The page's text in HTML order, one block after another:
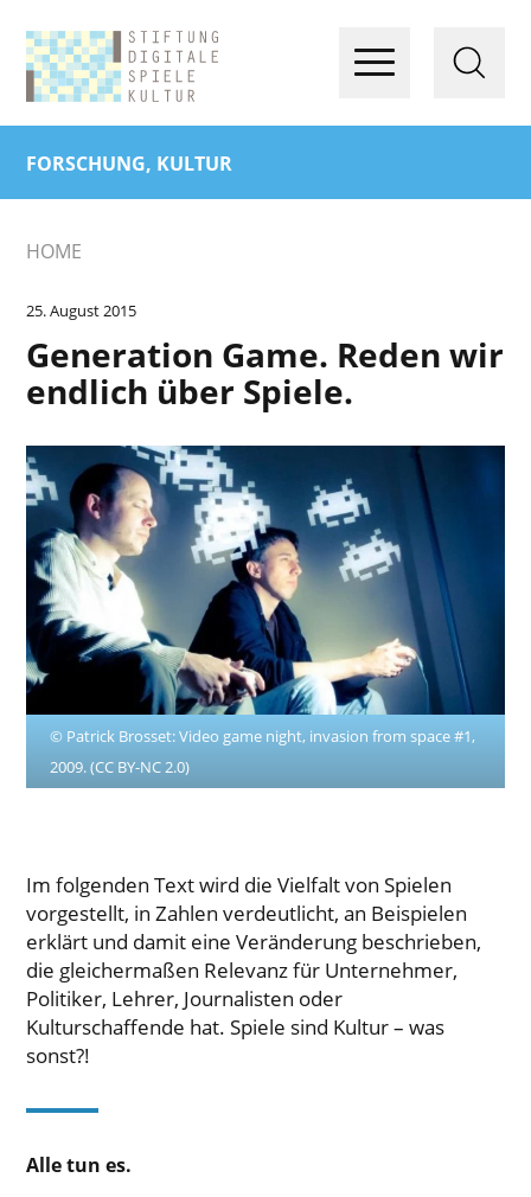
FORSCHUNG, KULTUR
HOME
25. August 2015
Generation Game. Reden wir
endlich über Spiele.
© Patrick Brosset: Video game night, invasion from space #1,
2009. (CC BY-NC 2.0)
Im folgenden Text wird die Vielfalt von Spielen
vorgestellt, in Zahlen verdeutlicht, an Beispielen
erklärt und damit eine Veränderung beschrieben,
die gleichermaßen Relevanz für Unternehmer,
Politiker, Lehrer, Journalisten oder
Kulturschaffende hat. Spiele sind Kultur – was
sonst?!
Alle tun es.